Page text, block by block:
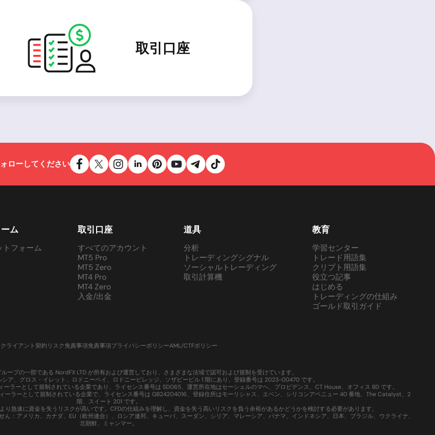
取引口座
ローしてください
ム
トフォーム
取引口座
すべてのアカウント
MT5 Pro
MT5 Zero
MT4 Pro
MT4 Zero
入金/出金
道具
分析
トレーディングシグナル
ソーシャルトレーディング
取引計算機
教育
学習センター
トレード用語集
クリプト用語集
役立つ記事
はじめる
トレーディングの仕組み
ゴールド取引ガイド
クライアント契約 リスク免責事項免責事項プライバシーポリシーAML/CTFポリシー
ープの一部である NordFX LTD が所有および運営しており、さまざまな法域で認可および規制を受けています。
ア、グロス・イレット、ロドニーベイ、ロドニービレッジ、ソザビービル 1 階にあり、登録番号は 2023-00470 です。
ラーとして規制されている企業であり、ライセンス番号は SD065、運営所在地はセーシェルのマヘ、プロビデンス、CT House、オフィス 8D です。
ラーとして規制されている企業で、ライセンス番号は GB24204016、登録住所はモーリシャス、エベン、シリコンアベニュー 40 番地、The Catalyst、2
階、スイート 201 です。
急速に資金を失うリスクが高いです。CFDの仕組みを理解し、資金を失う高いリスクを負う余裕があるかどうかを検討する必要があります。
：アメリカ、カナダ、EU（欧州連合）、ロシア連邦、キューバ、スーダン、シリア、マレーシア、パナマ、インドネシア、日本、ブラジル、ウクライナ、
北朝鮮、ミャンマー。